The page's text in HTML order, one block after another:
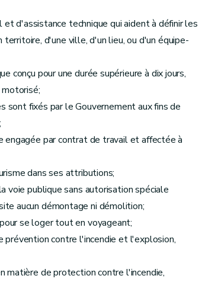
d'assistance technique qui aident à définir les
d'une ville, d'un lieu, ou d'un équipe-
conçu pour une durée supérieure à dix jours,
fixés par le Gouvernement aux fins de
engagée par contrat de travail et affectée à
dans ses attributions;
voie publique sans autorisation spéciale
aucun démontage ni démolition;
se loger tout en voyageant;
prévention contre l'incendie et l'explosion,
matière de protection contre l'incendie,